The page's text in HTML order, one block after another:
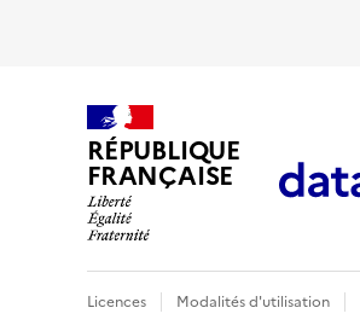
RÉPUBLIQUE
FRANÇAISE
Licences Modalités d'utilisation